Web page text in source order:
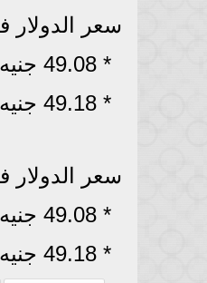
سعر الدولار
* 49.08 جنيه للشراء.
* 49.18 جنيه للبيع.
سعر الدولار
* 49.08 جنيه للشراء.
* 49.18 جنيه للبيع.